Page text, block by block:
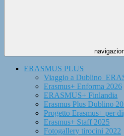
ERASMUS PLUS
Viaggio a
Erasmus+ Enforma 2026
ERASMUS+ Finlandia
Erasmus Plus Dublino
Progetto Erasmus+ per
Erasmus+ Staff 2025
Fotogallery tirocini 2022